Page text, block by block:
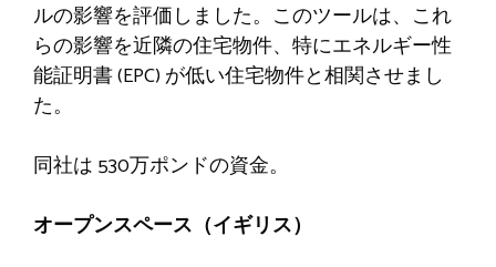
ルの影響を評価しました。このツールは、これ
らの影響を近隣の住宅物件、特にエネルギー性
能証明書 (EPC) が低い住宅物件と相関させまし
た。
同社は 530万ポンドの資金。
オープンスペース（イギリス）